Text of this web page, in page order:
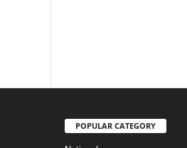
POPULAR CATEGORY